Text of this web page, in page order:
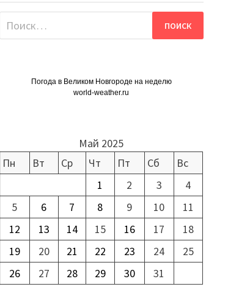
Найти:
Погода в Великом Новгороде на неделю
world-weather.ru
Май 2025
Пн
Вт Ср Чт Пт Сб
Вс
1
2 3
4
5
6 7 8 9 10
11
12
13 14 15 16 17
18
19
20 21 22 23 24
25
26
27 28 29 30 31